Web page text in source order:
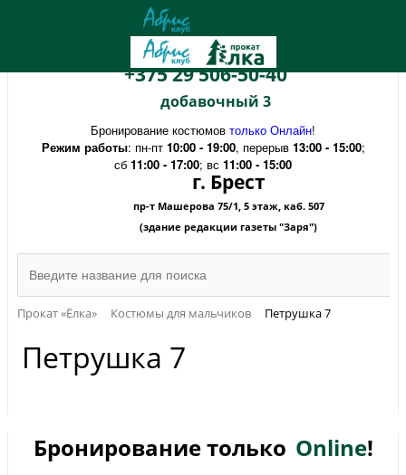
+375 29 506-50-40
добавочный 3
Бронирование костюмов только Онлайн!
Режим работы: пн-пт 10:00 - 19:00, перерыв 13:00 - 15:00;
сб 11:00 - 17:00; вс 11:00 - 15:00
г. Брест
пр-т Машерова 75/1, 5 этаж, каб. 507
(здание редакции газеты "Заря")
Прокат «Ёлка» Костюмы для мальчиков Петрушка 7
Петрушка 7
Бронирование только Online!